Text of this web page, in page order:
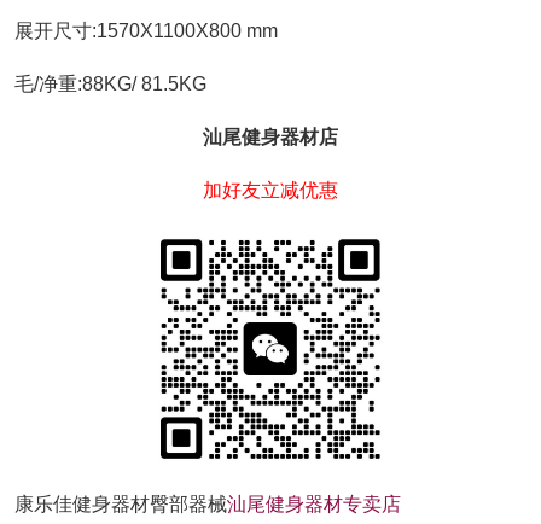
展开尺寸:1570X1100X800 mm
毛/净重:88KG/ 81.5KG
汕尾健身器材店
加好友立减优惠
康乐佳健身器材臀部器械汕尾健身器材专卖店